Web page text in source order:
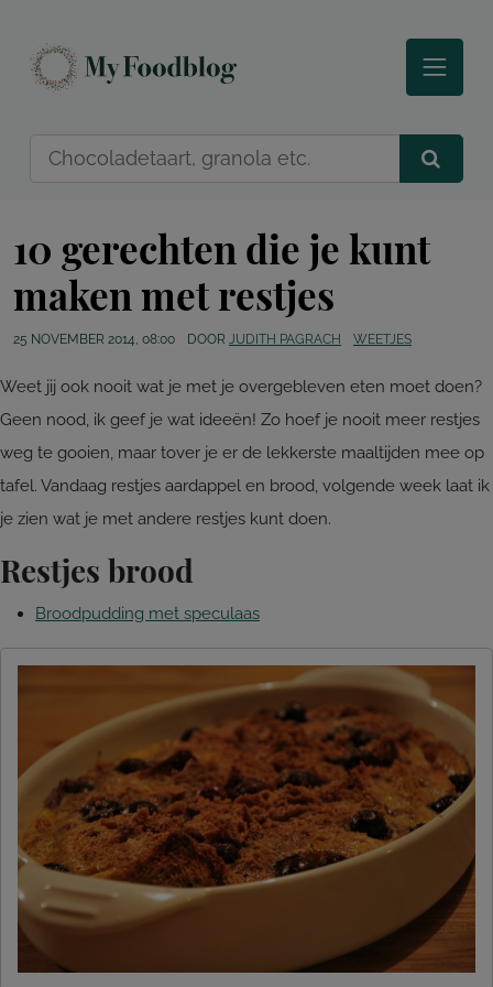
10 gerechten die je kunt
maken met restjes
25 NOVEMBER 2014, 08:00 DOOR JUDITH PAGRACH WEETJES
Weet jij ook nooit wat je met je overgebleven eten moet doen?
Geen nood, ik geef je wat ideeën! Zo hoef je nooit meer restjes
weg te gooien, maar tover je er de lekkerste maaltijden mee op
tafel. Vandaag restjes aardappel en brood, volgende week laat ik
je zien wat je met andere restjes kunt doen.
Restjes brood
Broodpudding met speculaas